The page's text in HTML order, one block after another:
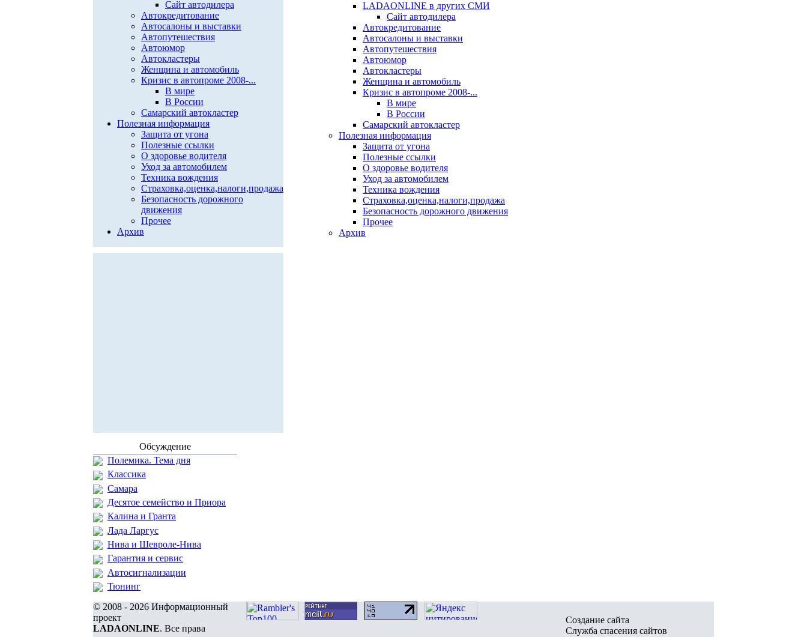
Сайт автодилера
Автокредитование
Автосалоны и выставки
Автопутешествия
Автоюмор
Автокластеры
Женщина и автомобиль
Кризис в автопроме 2008-...
В мире
В России
Самарский автокластер
Полезная информация
Защита от угона
Полезные ссылки
О здоровье водителя
Уход за автомобилем
Техника вождения
Страховка,оценка,налоги,продажа
Безопасность дорожного
движения
Прочее
Архив
Обсуждение
Полемика. Тема дня
Классика
Самара
Десятое семейство и Приора
Калина и Гранта
Лада Ларгус
Нива и Шевроле-Нива
Гарантия и сервис
Автосигнализации
Тюнинг
LADAONLINE в других СМИ
Сайт автодилера
Автокредитование
Автосалоны и выставки
Автопутешествия
Автоюмор
Автокластеры
Женщина и автомобиль
Кризис в автопроме 2008-...
В мире
В России
Самарский автокластер
Полезная информация
Защита от угона
Полезные ссылки
О здоровье водителя
Уход за автомобилем
Техника вождения
Страховка,оценка,налоги,продажа
Безопасность дорожного движения
Прочее
Архив
© 2008 - 2026 Информационный
проект
LADAONLINE. Все права
Создание сайта
Служба спасения сайтов